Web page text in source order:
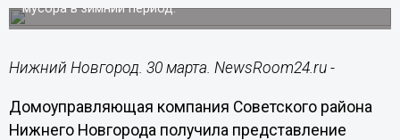
мусора в зимний период.
Нижний Новгород. 30 марта. NewsRoom24.ru -
Домоуправляющая компания Советского района
Нижнего Новгорода получила представление